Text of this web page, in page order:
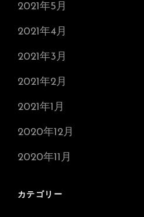
2021年5月
2021年4月
2021年3月
2021年2月
2021年1月
2020年12月
2020年11月
カテゴリー